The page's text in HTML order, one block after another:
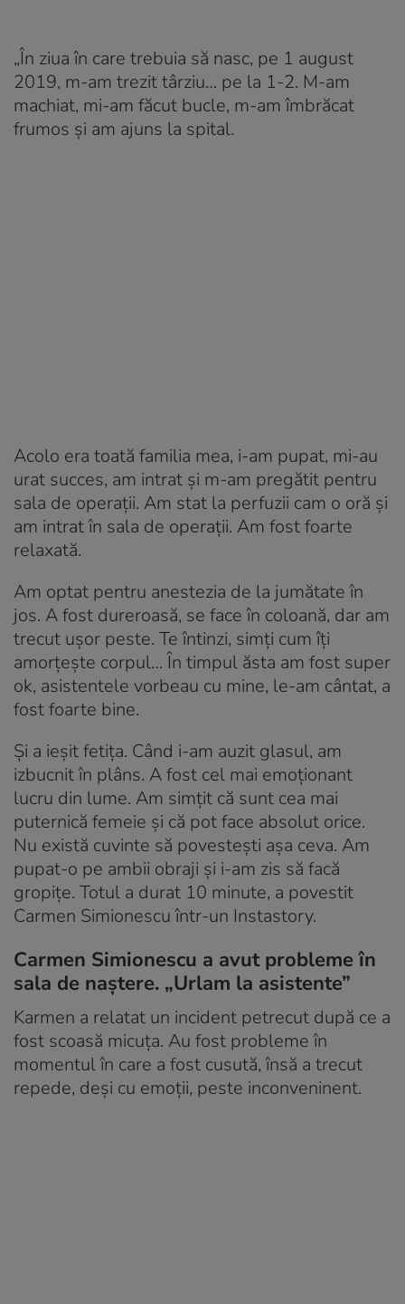
„În ziua în care trebuia să nasc, pe 1 august
2019, m-am trezit târziu… pe la 1-2. M-am
machiat, mi-am făcut bucle, m-am îmbrăcat
frumos și am ajuns la spital.
Acolo era toată familia mea, i-am pupat, mi-au
urat succes, am intrat și m-am pregătit pentru
sala de operații. Am stat la perfuzii cam o oră și
am intrat în sala de operații. Am fost foarte
relaxată.
Am optat pentru anestezia de la jumătate în
jos. A fost dureroasă, se face în coloană, dar am
trecut ușor peste. Te întinzi, simți cum îți
amorțește corpul… În timpul ăsta am fost super
ok, asistentele vorbeau cu mine, le-am cântat, a
fost foarte bine.
Și a ieșit fetița. Când i-am auzit glasul, am
izbucnit în plâns. A fost cel mai emoționant
lucru din lume. Am simțit că sunt cea mai
puternică femeie și că pot face absolut orice.
Nu există cuvinte să povestești așa ceva. Am
pupat-o pe ambii obraji și i-am zis să facă
gropițe. Totul a durat 10 minute, a povestit
Carmen Simionescu într-un Instastory.
Carmen Simionescu a avut probleme în
sala de naștere. „Urlam la asistente”
Karmen a relatat un incident petrecut după ce a
fost scoasă micuța. Au fost probleme în
momentul în care a fost cusută, însă a trecut
repede, deși cu emoții, peste inconveninent.